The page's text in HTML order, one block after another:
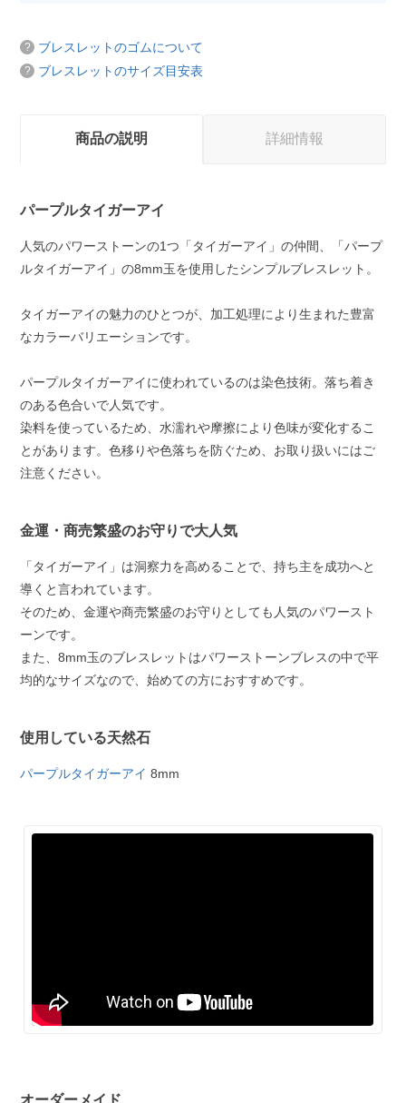
ブレスレットのゴムについて
ブレスレットのサイズ目安表
商品の説明 詳細情報
パープルタイガーアイ
人気のパワーストーンの1つ「タイガーアイ」の仲間、「パープ
ルタイガーアイ」の8mm玉を使用したシンプルブレスレット。
タイガーアイの魅力のひとつが、加工処理により生まれた豊富
なカラーバリエーションです。
パープルタイガーアイに使われているのは染色技術。落ち着き
のある色合いで人気です。
染料を使っているため、水濡れや摩擦により色味が変化するこ
とがあります。色移りや色落ちを防ぐため、お取り扱いにはご
注意ください。
金運・商売繁盛のお守りで大人気
「タイガーアイ」は洞察力を高めることで、持ち主を成功へと
導くと言われています。
そのため、金運や商売繁盛のお守りとしても人気のパワースト
ーンです。
また、8mm玉のブレスレットはパワーストーンブレスの中で平
均的なサイズなので、始めての方におすすめです。
使用している天然石
パープルタイガーアイ 8mm